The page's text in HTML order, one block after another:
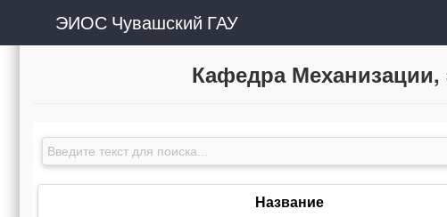
ЭИОС Чувашский ГАУ
Кафедра Механизации,
Название